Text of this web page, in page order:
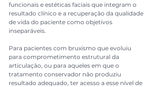
funcionais e estéticas faciais que integram o
resultado clínico e a recuperação da qualidade
de vida do paciente como objetivos
inseparáveis.
Para pacientes com bruxismo que evoluiu
para comprometimento estrutural da
articulação, ou para aqueles em que o
tratamento conservador não produziu
resultado adequado, ter acesso a esse nível de